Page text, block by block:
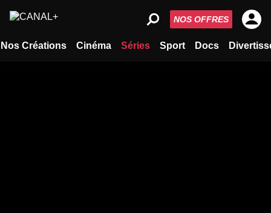
Nos Créations Cinéma Séries Sport Docs
NOS OFFRES